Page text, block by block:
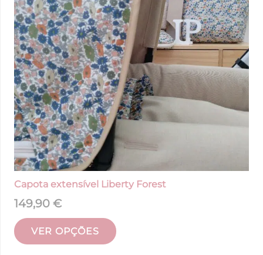
Capota extensível Liberty Forest
149,90 €
VER OPÇÕES